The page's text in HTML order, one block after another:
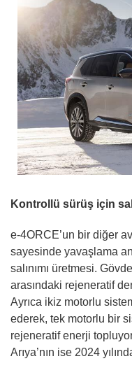
Kontrollü sürüş için
e-4ORCE’un bir diğer
sayesinde yavaşlama
salınımı üretmesi.
arasındaki rejeneratif
Ayrıca ikiz motorlu
ederek, tek motorlu bir
rejeneratif enerji
Arıya’nın ise 2024